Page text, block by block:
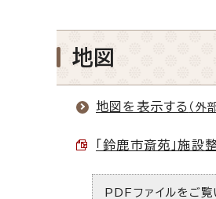
地図
地図を表示する （外
「鈴鹿市斎苑」施
PDFファイルをご覧